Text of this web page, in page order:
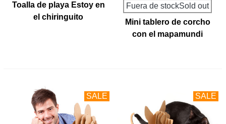
Toalla de playa Estoy en
el chiringuito
Fuera de stockSold out
Mini tablero de corcho
con el mapamundi
SALE SALE